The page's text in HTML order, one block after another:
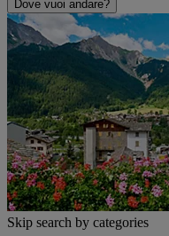
Dove vuoi andare?
Skip search by categories